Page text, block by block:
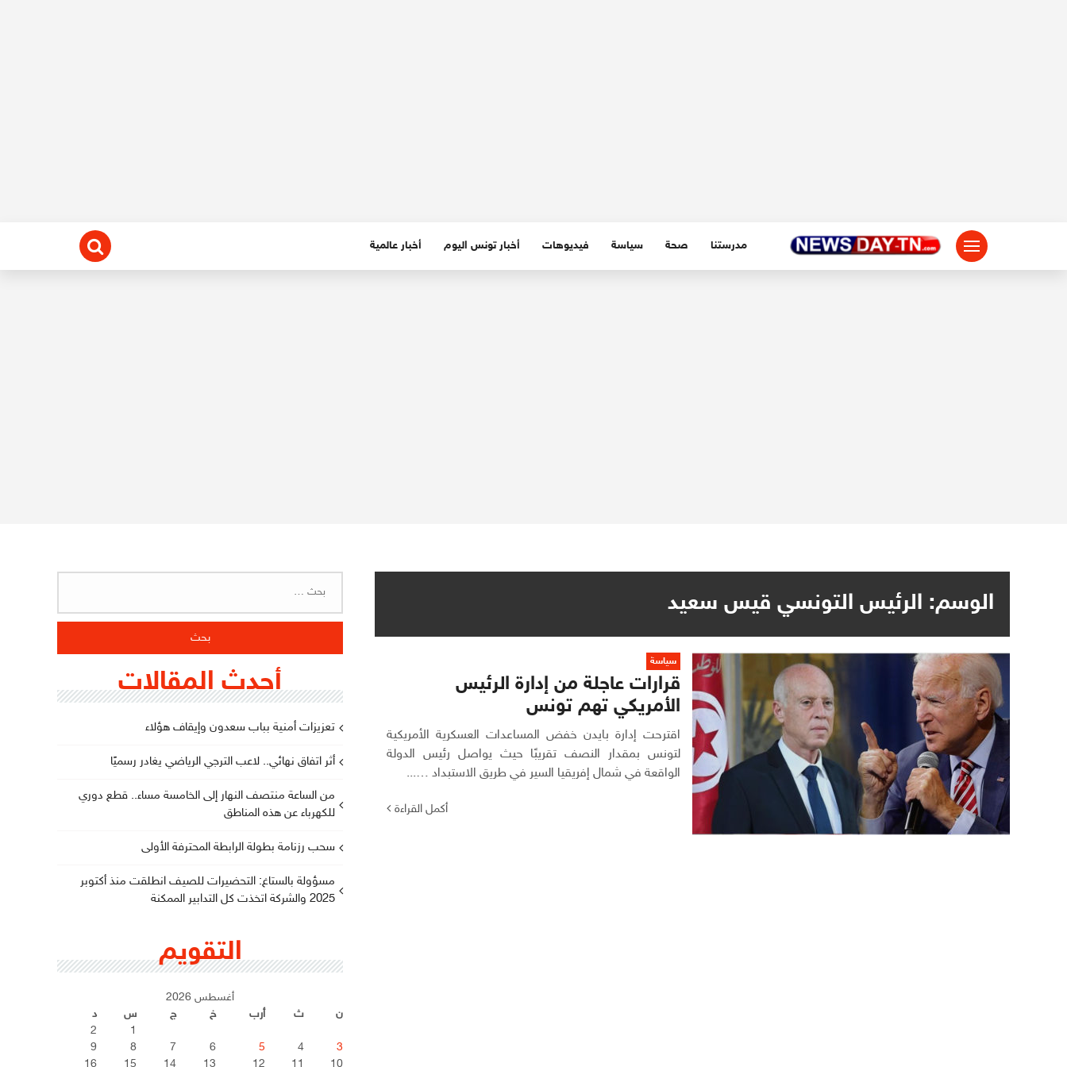
مدرستنا صحة سياسة فيديوهات أخبار تونس اليوم أخبار عالمية
الوسم: الرئيس التونسي قيس سعيد
سياسة
قرارات عاجلة من إدارة الرئيس
الأمريكي تهم تونس
اقترحت إدارة بايدن خفض المساعدات العسكرية الأمريكية
لتونس بمقدار النصف تقريبًا حيث يواصل رئيس الدولة
الواقعة في شمال إفريقيا السير في طريق الاستبداد …...
أكمل القراءة
أحدث المقالات
تعزيزات أمنية بباب سعدون وإيقاف هؤلاء
أثر اتفاق نهائي.. لاعب الترجي الرياضي يغادر رسميًا
من الساعة منتصف النهار إلى الخامسة مساء.. قطع دوري
للكهرباء عن هذه المناطق
سحب رزنامة بطولة الرابطة المحترفة الأولى
مسؤولة بالستاغ: التحضيرات للصيف انطلقت منذ أكتوبر
2025 والشركة اتخذت كل التدابير الممكنة
التقويم
أغسطس 2026
ن
ث أرب خ ج س
د
1
2
3
4
5
6
7
8
9
10
11
12
13
14
15
16